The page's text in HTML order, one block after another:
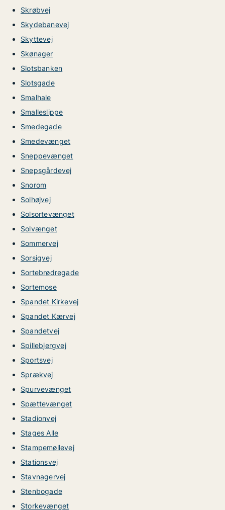
Skrøbvej
Skydebanevej
Skyttevej
Skønager
Slotsbanken
Slotsgade
Smalhale
Smalleslippe
Smedegade
Smedevænget
Sneppevænget
Snepsgårdevej
Snorom
Solhøjvej
Solsortevænget
Solvænget
Sommervej
Sorsigvej
Sortebrødregade
Sortemose
Spandet Kirkevej
Spandet Kærvej
Spandetvej
Spillebjergvej
Sportsvej
Sprækvej
Spurvevænget
Spættevænget
Stadionvej
Stages Alle
Stampemøllevej
Stationsvej
Stavnagervej
Stenbogade
Storkevænget